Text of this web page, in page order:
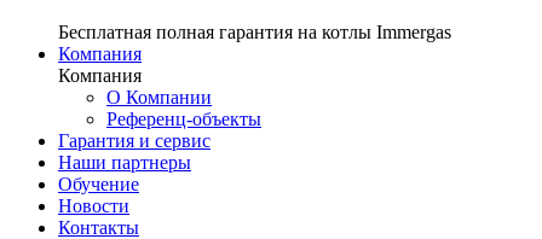
Бесплатная полная гарантия на котлы Immergas
Компания
Компания
О Компании
Референц-объекты
Гарантия и сервис
Наши партнеры
Обучение
Новости
Контакты